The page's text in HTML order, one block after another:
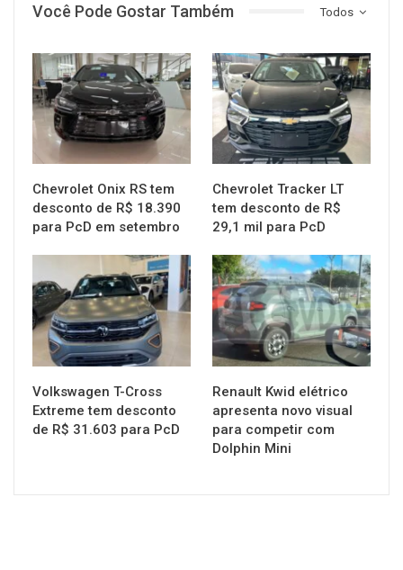
Todos
Você Pode Gostar Também
MUNDO AUTOMOTIVO
Chevrolet Onix RS tem
desconto de R$ 18.390
para PcD em setembro
MUNDO AUTOMOTIVO
Chevrolet Tracker LT
tem desconto de R$
29,1 mil para PcD
MUNDO AUTOMOTIVO
Volkswagen T-Cross
Extreme tem desconto
de R$ 31.603 para PcD
MUNDO AUTOMOTIVO
Renault Kwid elétrico
apresenta novo visual
para competir com
Dolphin Mini